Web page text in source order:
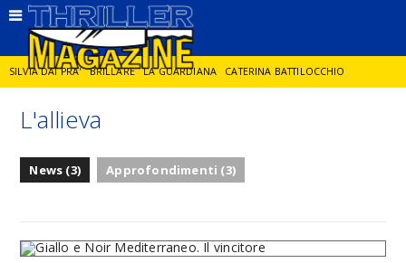
SILVIA DAI PRA' BRILLARE LA GUARDIANA CATERINA BATTILOCCHIO
JORGE DIAZ LA SPIA
L'allieva
News (3) Approfondimenti (3)